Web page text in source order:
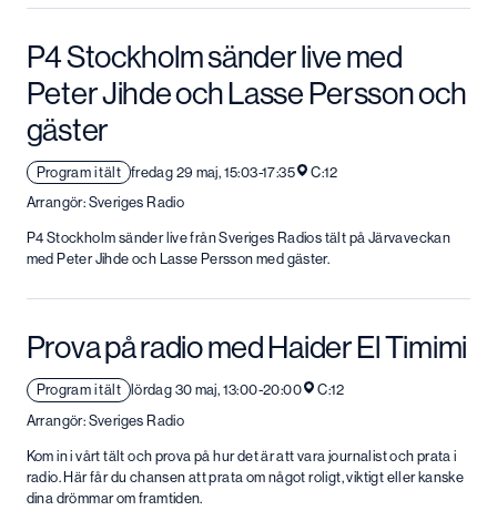
P4 Stockholm sänder live med
Peter Jihde och Lasse Persson och
gäster
Program i tält fredag 29 maj, 15:03-17:35
C:12
Arrangör: Sveriges Radio
P4 Stockholm sänder live från Sveriges Radios tält på Järvaveckan
med Peter Jihde och Lasse Persson med gäster.
Prova på radio med Haider El Timimi
Program i tält lördag 30 maj, 13:00-20:00
C:12
Arrangör: Sveriges Radio
Kom in i vårt tält och prova på hur det är att vara journalist och prata i
radio. Här får du chansen att prata om något roligt, viktigt eller kanske
dina drömmar om framtiden.